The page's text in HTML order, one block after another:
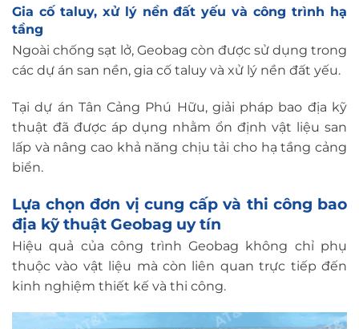
Gia cố taluy, xử lý nền đất yếu và công trình hạ
tầng
Ngoài chống sạt lở, Geobag còn được sử dụng trong
các dự án san nền, gia cố taluy và xử lý nền đất yếu.
Tại dự án Tân Cảng Phú Hữu, giải pháp bao địa kỹ
thuật đã được áp dụng nhằm ổn định vật liệu san
lấp và nâng cao khả năng chịu tải cho hạ tầng cảng
biển.
Lựa chọn đơn vị cung cấp và thi công bao
địa kỹ thuật Geobag uy tín
Hiệu quả của công trình Geobag không chỉ phụ
thuộc vào vật liệu mà còn liên quan trực tiếp đến
kinh nghiệm thiết kế và thi công.